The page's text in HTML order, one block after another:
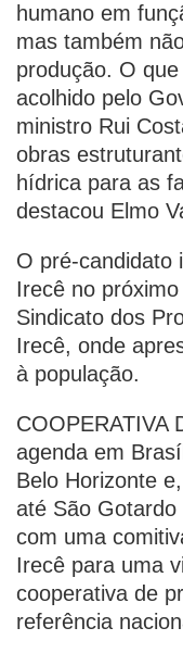
humano em
mas também
produção. O
acolhido pelo
ministro Rui
obras
hídrica para as
destacou Elmo
O pré-candidato
Irecê no
Sindicato dos
Irecê, onde
à população.
COOPERATIVA
agenda em
Belo Horizonte
até São
com uma
Irecê para uma
cooperativa de
referência